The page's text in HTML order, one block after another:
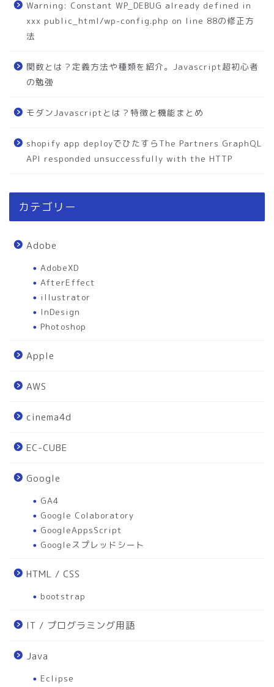
Warning: Constant WP_DEBUG already defined in
xxx public_html/wp-config.php on line 88の修正方
法
関数とは？定義方法や種類を紹介。Javascript超初心者
の勉強
モダンJavascriptとは？特徴と機能まとめ
shopify app deployでひたすらThe Partners GraphQL
API responded unsuccessfully with the HTTP
カテゴリー
Adobe
AdobeXD
AfterEffect
illustrator
InDesign
Photoshop
Apple
AWS
cinema4d
EC-CUBE
Google
GA4
Google Colaboratory
GoogleAppsScript
Googleスプレッドシート
HTML / CSS
bootstrap
IT / プログラミング用語
Java
Eclipse